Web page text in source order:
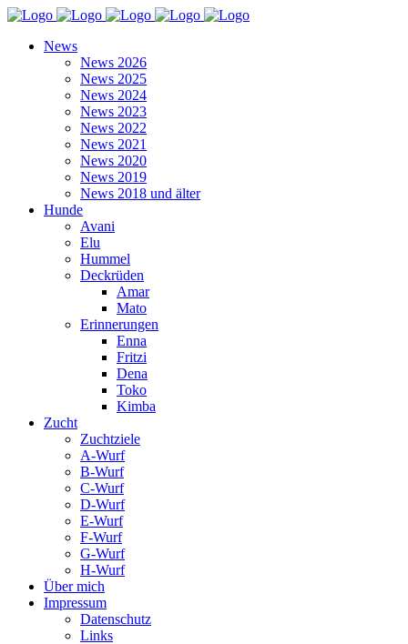
News
News 2026
News 2025
News 2024
News 2023
News 2022
News 2021
News 2020
News 2019
News 2018 und älter
Hunde
Avani
Elu
Hummel
Deckrüden
Amar
Mato
Erinnerungen
Enna
Fritzi
Dena
Toko
Kimba
Zucht
Zuchtziele
A-Wurf
B-Wurf
C-Wurf
D-Wurf
E-Wurf
F-Wurf
G-Wurf
H-Wurf
Über mich
Impressum
Datenschutz
Links